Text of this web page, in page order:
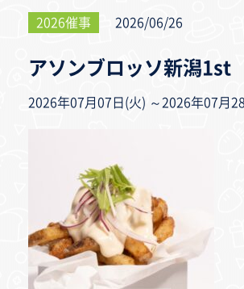
2026催事 2026/06/26
アソンブロッソ新潟1st
2026年07月07日(火) ～2026年07月